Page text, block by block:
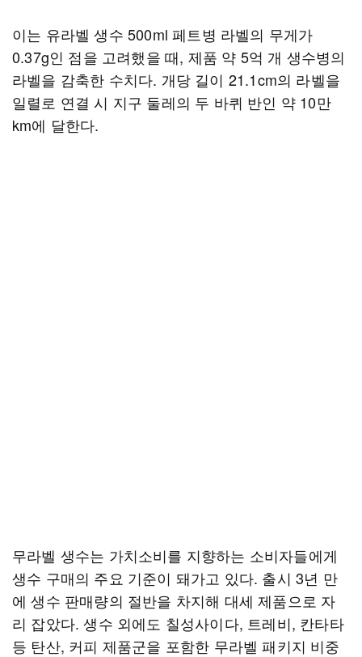
이는 유라벨 생수 500ml 페트병 라벨의 무게가
0.37g인 점을 고려했을 때, 제품 약 5억 개 생수병의
라벨을 감축한 수치다. 개당 길이 21.1cm의 라벨을
일렬로 연결 시 지구 둘레의 두 바퀴 반인 약 10만
km에 달한다.
무라벨 생수는 가치소비를 지향하는 소비자들에게
생수 구매의 주요 기준이 돼가고 있다. 출시 3년 만
에 생수 판매량의 절반을 차지해 대세 제품으로 자
리 잡았다. 생수 외에도 칠성사이다, 트레비, 칸타타
등 탄산, 커피 제품군을 포함한 무라벨 패키지 비중